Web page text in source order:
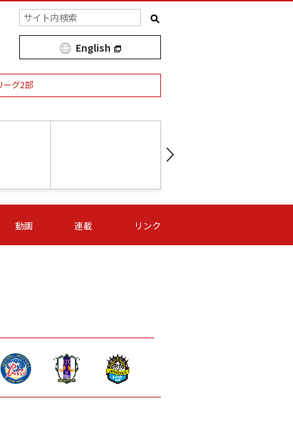
English
ーグ2部
(日) 15:00 第16節 09/06 (日) 15:00
- -
動画 連載 リンク